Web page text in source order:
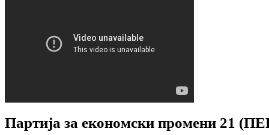
Партија за економски промени 21